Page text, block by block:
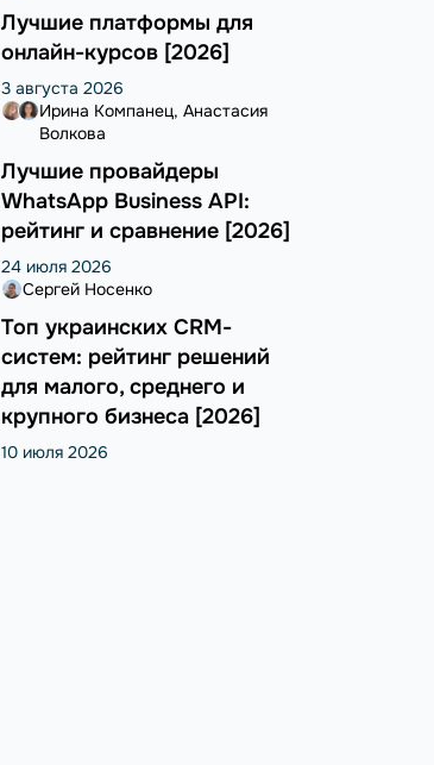
Лучшие платформы для
онлайн-курсов [2026]
3 августа 2026
Ирина Компанец Анастасия
Волкова
Лучшие провайдеры
WhatsApp Business API:
рейтинг и сравнение [2026]
24 июля 2026
Сергей Носенко
Топ украинских CRM-
систем: рейтинг решений
для малого, среднего и
крупного бизнеса [2026]
10 июля 2026